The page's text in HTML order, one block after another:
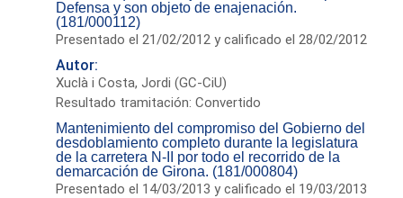
Defensa y son objeto de enajenación.
(181/000112)
Presentado el 21/02/2012 y calificado el 28/02/2012
Autor:
Xuclà i Costa, Jordi (GC-CiU)
Resultado tramitación: Convertido
Mantenimiento del compromiso del Gobierno del
desdoblamiento completo durante la legislatura
de la carretera N-II por todo el recorrido de la
demarcación de Girona. (181/000804)
Presentado el 14/03/2013 y calificado el 19/03/2013